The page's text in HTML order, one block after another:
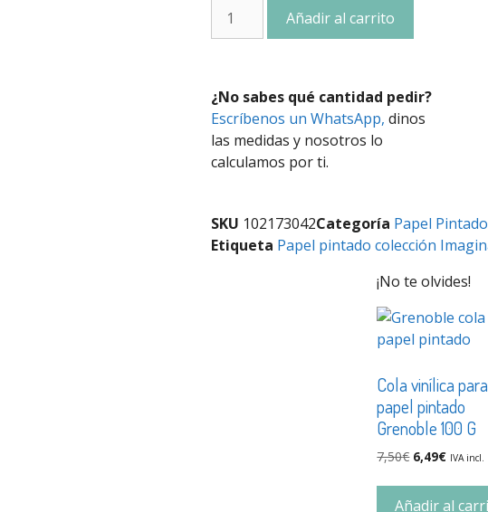
Añadir al carrito
¿No sabes qué cantidad pedir?
Escríbenos un WhatsApp, dinos
las medidas y nosotros lo
calculamos por ti.
SKU 102173042Categoría Papel Pintado
Etiqueta Papel pintado colección
¡No te olvides!
Cola vinílica para
papel pintado
Grenoble 100 G
7,50€ 6,49€ IVA incl.
Añadir al